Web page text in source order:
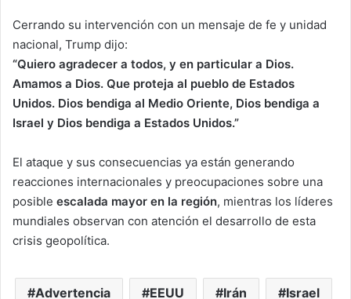
Cerrando su intervención con un mensaje de fe y unidad
nacional, Trump dijo:
“Quiero agradecer a todos, y en particular a Dios.
Amamos a Dios. Que proteja al pueblo de Estados
Unidos. Dios bendiga al Medio Oriente, Dios bendiga a
Israel y Dios bendiga a Estados Unidos.”
El ataque y sus consecuencias ya están generando
reacciones internacionales y preocupaciones sobre una
posible escalada mayor en la región, mientras los líderes
mundiales observan con atención el desarrollo de esta
crisis geopolítica.
Advertencia EEUU Irán Israel